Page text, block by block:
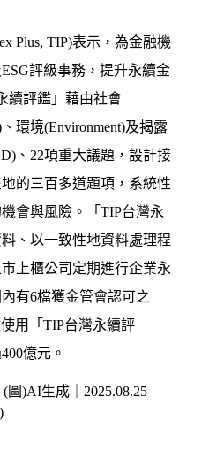
Plus, TIP)表示，為金融機
評級事務，提升永續金
續評鑑」藉由社會
環境(Environment)及揭露
、22項重大議題，設計接
的三百多道題項，系統性
會與風險。「TIP台灣永
、以一致性地資料處理程
上櫃公司定期進行企業永
有6檔獲金管會認可之
用「TIP台灣永續評
億元。
)AI生成｜2025.08.25